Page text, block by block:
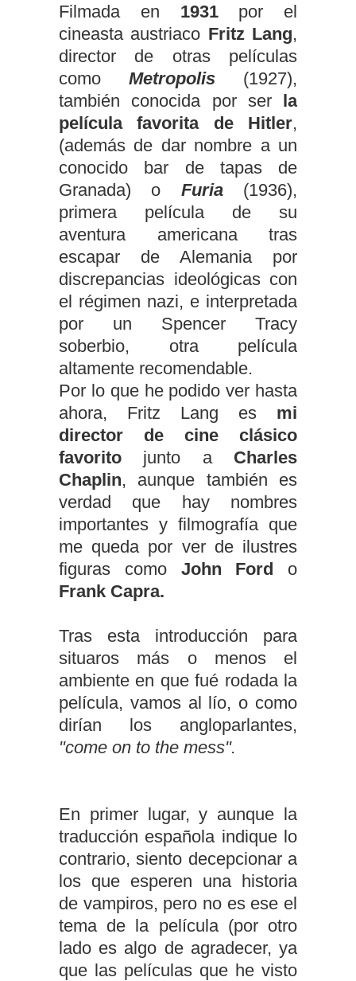
Filmada en 1931por el
cineasta austriaco Fritz Lang,
director de otras películas
como Metropolis (1927),
también conocida por ser la
película favorita de Hitler,
(además de dar nombre a un
conocido bar de tapas de
Granada) o Furia (1936),
primera película de su
aventura americana tras
escapar de Alemania por
discrepancias ideológicas con
el régimen nazi, e interpretada
por un Spencer Tracy
soberbio, otra película
altamente recomendable.
Por lo que he podido ver hasta
ahora, Fritz Lang es mi
director de cine clásico
favorito junto a Charles
Chaplin, aunque también es
verdad que hay nombres
importantes y filmografía que
me queda por ver de ilustres
figuras comoJohn Ford o
Frank Capra.
Tras esta introducción para
situaros más o menos el
ambiente en que fué rodada la
película, vamos al lío, o como
dirían los angloparlantes,
"come on to the mess".
En primer lugar, y aunque la
traducción española indique lo
contrario, siento decepcionar a
los que esperen una historia
de vampiros, pero no es ese el
tema de la película (por otro
lado es algo de agradecer, ya
que las películas que he visto